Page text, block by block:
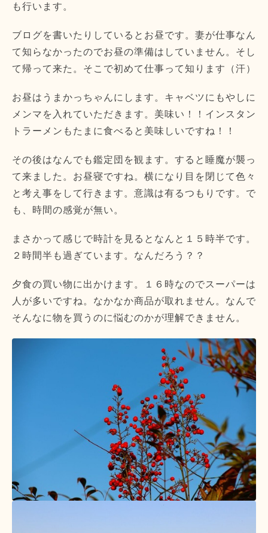
も行います。
ブログを書いたりしているとお昼です。妻が仕事なん
て知らなかったのでお昼の準備はしていません。そし
て帰って来た。そこで初めて仕事って知ります（汗）
お昼はうまかっちゃんにします。キャベツにもやしに
メンマを入れていただきます。美味い！！インスタン
トラーメンもたまに食べると美味しいですね！！
その後はなんでも鑑定団を観ます。すると睡魔が襲っ
て来ました。お昼寝ですね。横になり目を閉じて色々
と考え事をして行きます。意識は有るつもりです。で
も、時間の感覚が無い。
まさかって感じで時計を見るとなんと１５時半です。
２時間半も過ぎています。なんだろう？？
夕食の買い物に出かけます。１６時なのでスーパーは
人が多いですね。なかなか商品が取れません。なんで
そんなに物を買うのに悩むのかが理解できません。